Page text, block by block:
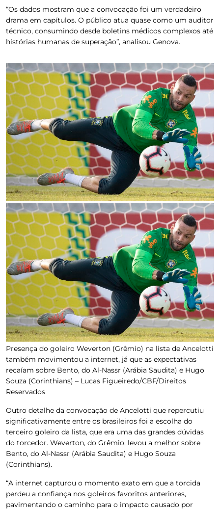
“Os dados mostram que a convocação foi um verdadeiro
drama em capítulos. O público atua quase como um auditor
técnico, consumindo desde boletins médicos complexos até
histórias humanas de superação”, analisou Genova.
Presença do goleiro Weverton (Grêmio) na lista de Ancelotti
também movimentou a internet, já que as expectativas
recaíam sobre Bento, do Al-Nassr (Arábia Saudita) e Hugo
Souza (Corinthians) – Lucas Figueiredo/CBF/Direitos
Reservados
Outro detalhe da convocação de Ancelotti que repercutiu
significativamente entre os brasileiros foi a escolha do
terceiro goleiro da lista, que era uma das grandes dúvidas
do torcedor. Weverton, do Grêmio, levou a melhor sobre
Bento, do Al-Nassr (Arábia Saudita) e Hugo Souza
(Corinthians).
“A internet capturou o momento exato em que a torcida
perdeu a confiança nos goleiros favoritos anteriores,
pavimentando o caminho para o impacto causado por